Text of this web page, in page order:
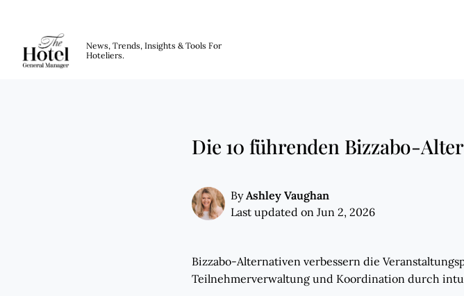
News, Trends, Insights & Tools For
Hoteliers.
Die 10 führenden Bizzabo-
ByAshley Vaughan
Last updated on Jun 2, 2026
Bizzabo-Alternativen verbessern die
Teilnehmerverwaltung und Koordination durch